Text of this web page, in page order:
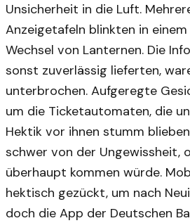
Unsicherheit in die Luft.
Anzeigetafeln blinkten in
Wechsel von Lanternen. Die
sonst zuverlässig lieferten,
unterbrochen. Aufgeregte
um die Ticketautomaten, die
Hektik vor ihnen stumm
schwer von der Ungewissheit,
überhaupt kommen würde.
hektisch gezückt, um nach
doch die App der Deutschen